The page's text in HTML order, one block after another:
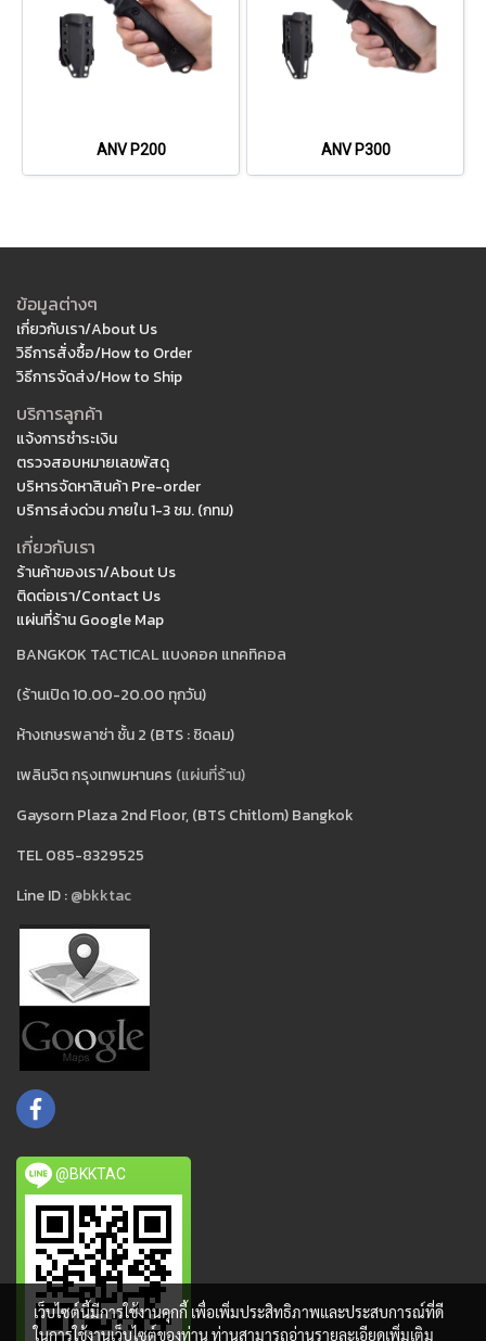
ANV P200 ANV P300
ข้อมูลต่างๆ
เกี่ยวกับเรา/About Us
วิธีการสั่งซื้อ/How to Order
วิธีการจัดส่ง/How to Ship
บริการลูกค้า
แจ้งการชำระเงิน
ตรวจสอบหมายเลขพัสดุ
บริหารจัดหาสินค้า Pre-order
บริการส่งด่วน ภายใน 1-3 ชม. (กทม)
เกี่ยวกับเรา
ร้านค้าของเรา/About Us
ติดต่อเรา/Contact Us
แผ่นที่ร้าน Google Map
BANGKOK TACTICAL แบงคอค แทคทิคอล
(ร้านเปิด 10.00-20.00 ทุกวัน)
ห้างเกษรพลาซ่า ชั้น 2 (BTS : ชิดลม)
เพลินจิต กรุงเทพมหานคร (แผ่นที่ร้าน)
Gaysorn Plaza 2nd Floor, (BTS Chitlom) Bangkok
TEL 085-8329525
Line ID :@bkktac
@BKKTAC
เว็บไซต์นี้มีการใช้งานคุกกี้ เพื่อเพิ่มประสิทธิภาพและประสบการณ์ที่ดี
ในการใช้งานเว็บไซต์ของท่าน ท่านสามารถอ่านรายละเอียดเพิ่มเติม